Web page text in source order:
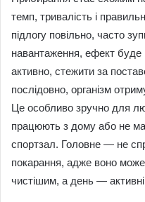
темп, тривалість і
підлогу повільно, часто
навантаження, ефект
активно, стежити за
послідовно, організм
Це особливо зручно для
працюють з дому або не
спортзал. Головне — не
покарання, адже воно
чистішим, а день —